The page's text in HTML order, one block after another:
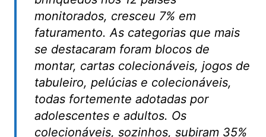
monitorados, cresceu 7% em
faturamento. As categorias que mais
se destacaram foram blocos de
montar, cartas colecionáveis, jogos de
tabuleiro, pelúcias e colecionáveis,
todas fortemente adotadas por
adolescentes e adultos. Os
colecionáveis, sozinhos, subiram 35%